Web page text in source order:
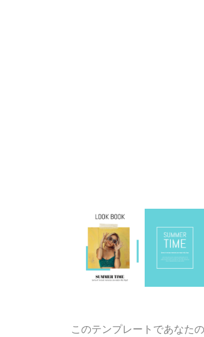
このテンプレートであなた